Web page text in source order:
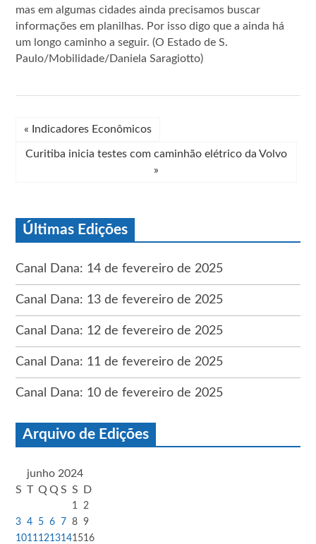
mas em algumas cidades ainda precisamos buscar
informações em planilhas. Por isso digo que a ainda há
um longo caminho a seguir. (O Estado de S.
Paulo/Mobilidade/Daniela Saragiotto)
« Indicadores Econômicos
Curitiba inicia testes com caminhão elétrico da Volvo
»
Últimas Edições
Canal Dana: 14 de fevereiro de 2025
Canal Dana: 13 de fevereiro de 2025
Canal Dana: 12 de fevereiro de 2025
Canal Dana: 11 de fevereiro de 2025
Canal Dana: 10 de fevereiro de 2025
Arquivo de Edições
junho 2024
S T Q Q S S D
1
2
3 4 5 6 7 8 9
1011 1213141516